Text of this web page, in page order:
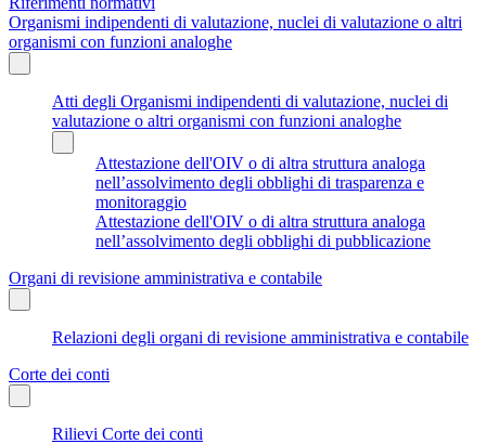
Organismi indipendenti di valutazione, nuclei di valutazione o altri
organismi con funzioni analoghe
Atti degli Organismi indipendenti di valutazione, nuclei di
valutazione o altri organismi con funzioni analoghe
Attestazione dell'OIV o di altra struttura analoga
nell’assolvimento degli obblighi di trasparenza e
monitoraggio
Attestazione dell'OIV o di altra struttura analoga
nell’assolvimento degli obblighi di pubblicazione
Organi di revisione amministrativa e contabile
Relazioni degli organi di revisione amministrativa e contabile
Corte dei conti
Rilievi Corte dei conti